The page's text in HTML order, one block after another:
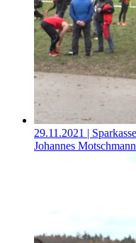
29.11.2021 |
Johannes